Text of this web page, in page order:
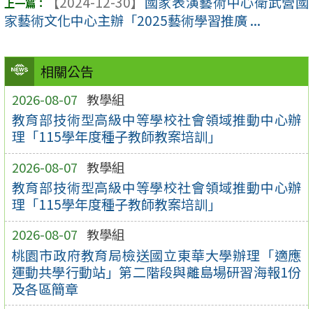
相關公告
2026-08-07 教學組
教育部技術型高級中等學校社會領域推動中心辦
理「115學年度種子教師教案培訓」
2026-08-07 教學組
教育部技術型高級中等學校社會領域推動中心辦
理「115學年度種子教師教案培訓」
2026-08-07 教學組
桃園市政府教育局檢送國立東華大學辦理「適應
運動共學行動站」第二階段與離島場研習海報1份
及各區簡章
家藝術文化中心主辦「2025藝術學習推廣 ...